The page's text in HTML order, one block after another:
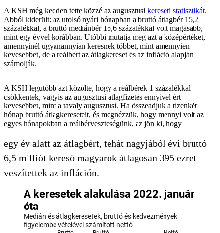
A KSH még kedden tette közzé az augusztusi kereseti statisztikát.
Abból kiderült: az utolsó nyári hónapban a bruttó átlagbér 15,2
százalékkal, a bruttó mediánbér 15,6 százalékkal volt magasabb,
mint egy évvel korábban. Utóbbi mutatja meg azt a középértéket,
amennyinél ugyanannyian keresnek többet, mint amennyien
kevesebbet, de a reálbért az átlagkereset és az infláció alapján
számolják.
A KSH legutóbb azt közölte, hogy a reálbérek 1 százalékkal
csökkentek, vagyis az augusztusi átlagfizetés ennyivel ért
kevesebbet, mint a tavaly augusztusi. Ha összeadjuk a tizenkét
hónap bruttó átlagkereseteit, és megnézzük, hogy mennyi volt az
egyes hónapokban a reálbérveszteségünk, az jön ki, hogy
egy év alatt az átlagbért, tehát nagyjából évi bruttó
6,5 milliót kereső magyarok átlagosan 395 ezret
veszítettek az infláción.